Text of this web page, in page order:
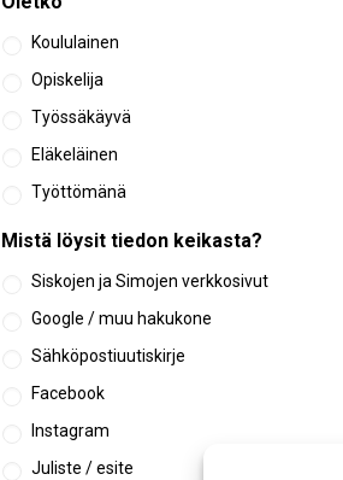
Koululainen
Opiskelija
Työssäkäyvä
Eläkeläinen
Työttömänä
Mistä löysit tiedon keikasta?
Siskojen ja Simojen verkkosivut
Google / muu hakukone
Sähköpostiuutiskirje
Facebook
Instagram
Juliste / esite